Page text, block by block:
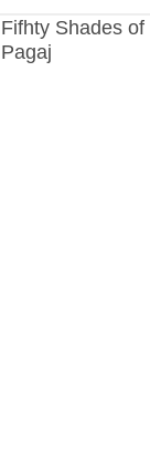
Fifhty Shades
Pagaj